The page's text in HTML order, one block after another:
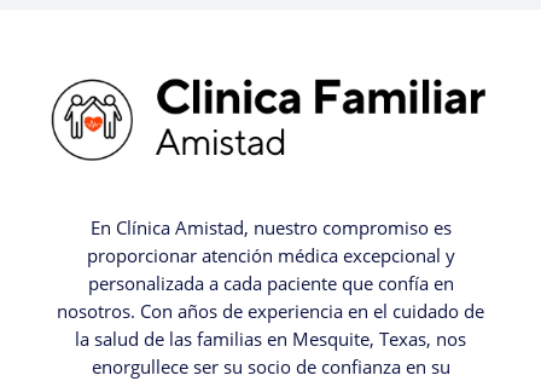
En Clínica Amistad, nuestro compromiso es
proporcionar atención médica excepcional y
personalizada a cada paciente que confía en
nosotros. Con años de experiencia en el cuidado de
la salud de las familias en Mesquite, Texas, nos
enorgullece ser su socio de confianza en su